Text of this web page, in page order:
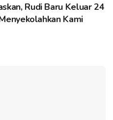
Rudi Baru Keluar 24
Kami